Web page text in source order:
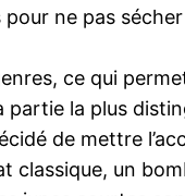
pour ne pas
ce qui
la plus
de mettre
classique, un